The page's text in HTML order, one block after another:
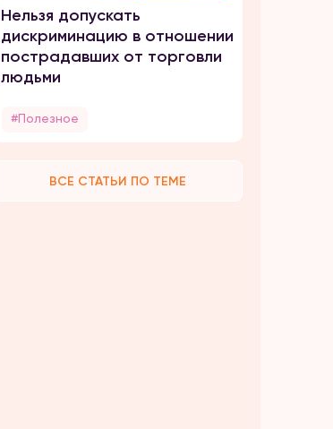
Нельзя допускать
дискриминацию в отношении
пострадавших от торговли
людьми
#Полезное
ВСЕ СТАТЬИ ПО ТЕМЕ